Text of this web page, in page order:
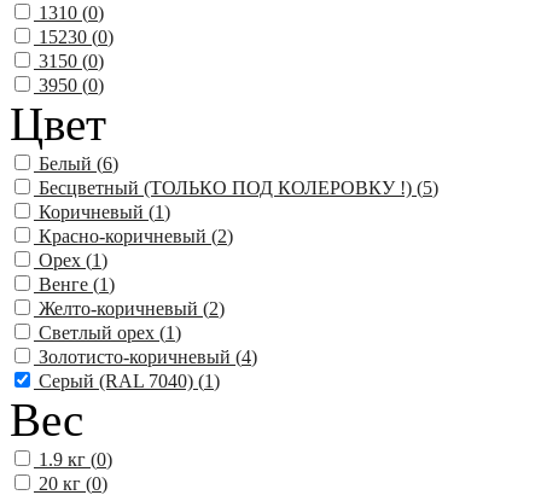
1310 (0)
15230 (0)
3150 (0)
3950 (0)
Цвет
Белый (6)
Бесцветный (ТОЛЬКО ПОД КОЛЕРОВКУ !) (5)
Коричневый (1)
Красно-коричневый (2)
Орех (1)
Венге (1)
Желто-коричневый (2)
Светлый орех (1)
Золотисто-коричневый (4)
Серый (RAL 7040) (1)
Вес
1.9 кг (0)
20 кг (0)